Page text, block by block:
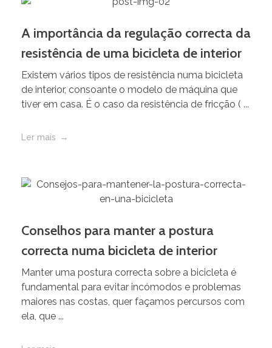
A importância da regulação correcta da
resistência de uma bicicleta de interior
Existem vários tipos de resistência numa bicicleta
de interior, consoante o modelo de máquina que
tiver em casa. É o caso da resistência de fricção ( ...
Ler mais
Conselhos para manter a postura
correcta numa bicicleta de interior
Manter uma postura correcta sobre a bicicleta é
fundamental para evitar incómodos e problemas
maiores nas costas, quer façamos percursos com
ela, que ...